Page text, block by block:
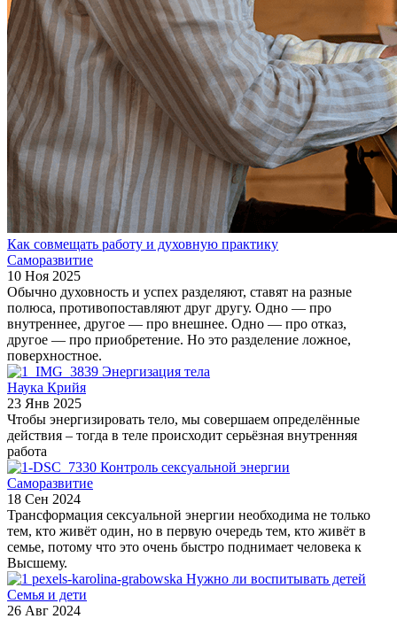
Как совмещать работу и духовную практику
Саморазвитие
10 Ноя 2025
Обычно духовность и успех разделяют, ставят на разные
полюса, противопоставляют друг другу. Одно — про
внутреннее, другое — про внешнее. Одно — про отказ,
другое — про приобретение. Но это разделение ложное,
поверхностное.
Энергизация тела
Наука Крийя
23 Янв 2025
Чтобы энергизировать тело, мы совершаем определённые
действия – тогда в теле происходит серьёзная внутренняя
работа
Контроль сексуальной энергии
Саморазвитие
18 Сен 2024
Трансформация сексуальной энергии необходима не только
тем, кто живёт один, но в первую очередь тем, кто живёт в
семье, потому что это очень быстро поднимает человека к
Высшему.
Нужно ли воспитывать детей
Семья и дети
26 Авг 2024